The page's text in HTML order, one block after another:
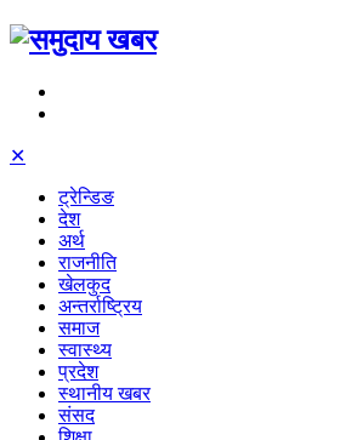
✕
ट्रेन्डिङ
देश
अर्थ
राजनीति
खेलकुद
अन्तर्राष्ट्रिय
समाज
स्वास्थ्य
प्रदेश
स्थानीय खबर
संसद